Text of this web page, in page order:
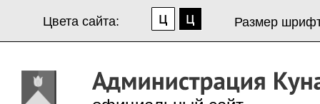
Цвета сайта: Размер